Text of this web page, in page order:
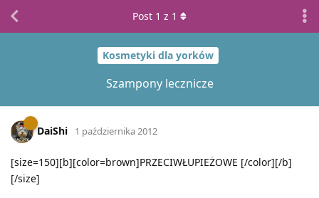
Kosmetyki dla yorków
Szampony lecznicze
Post 1 z 1
DaiShi 1 października 2012
[size=150][b][color=brown]PRZECIWŁUPIEŻOWE [/color][/b]
[/size]